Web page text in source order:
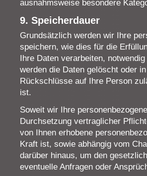
ausnahmsweise besondere
9. Speicherdauer
Grundsätzlich werden wir Ihre
speichern, wie dies für die
Ihre Daten verarbeiten,
werden die Daten gelöscht oder
Rückschlüsse auf Ihre Person
ist.
Soweit wir Ihre
Durchsetzung vertraglicher
von Ihnen erhobene
Kraft ist, sowie abhängig vom
darüber hinaus, um den
eventuelle Anfragen oder